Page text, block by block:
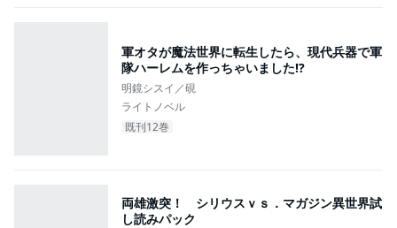
軍オタが魔法世界に転生したら、現代兵器で軍
隊ハーレムを作っちゃいました!?
明鏡シスイ／硯
ライトノベル
既刊12巻
両雄激突！ シリウスｖｓ．マガジン異世界試
し読みパック